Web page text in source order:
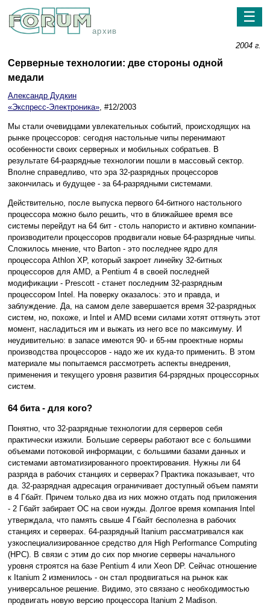
архив
☰
2004 г.
Серверные технологии: две стороны одной
медали
Александр Дудкин
«Экспресс-Электроника», #12/2003
Мы стали очевидцами увлекательных событий, происходящих на
рынке процессоров: сегодня настольные чипы перенимают
особенности своих серверных и мобильных собратьев. В
результате 64-разрядные технологии пошли в массовый сектор.
Вполне справедливо, что эра 32-разрядных процессоров
закончилась и будущее - за 64-разрядными системами.
Действительно, после выпуска первого 64-битного настольного
процессора можно было решить, что в ближайшее время все
системы перейдут на 64 бит - столь напористо и активно компании-
производители процессоров продвигали новые 64-разрядные чипы.
Сложилось мнение, что Barton - это последнее ядро для
процессора Athlon XP, который закроет линейку 32-битных
процессоров для AMD, а Pentium 4 в своей последней
модификации - Prescott - станет последним 32-разрядным
процессором Intel. На поверку оказалось: это и правда, и
заблуждение. Да, на самом деле завершается время 32-разрядных
систем, но, похоже, и Intel и AMD всеми силами хотят оттянуть этот
момент, насладиться им и выжать из него все по максимуму. И
неудивительно: в запасе имеются 90- и 65-нм проектные нормы
производства процессоров - надо же их куда-то применить. В этом
материале мы попытаемся рассмотреть аспекты внедрения,
применения и текущего уровня развития 64-рзрядных процессорных
систем.
64 бита - для кого?
Понятно, что 32-разрядные технологии для серверов себя
практически изжили. Большие серверы работают все с большими
объемами потоковой информации, с большими базами данных и
системами автоматизированного проектирования. Нужны ли 64
разряда в рабочих станциях и серверах? Практика показывает, что
да. 32-разрядная адресация ограничивает доступный объем памяти
в 4 Гбайт. Причем только два из них можно отдать под приложения
- 2 Гбайт забирает ОС на свои нужды. Долгое время компания Intel
утверждала, что память свыше 4 Гбайт бесполезна в рабочих
станциях и серверах. 64-разрядный Itanium рассматривался как
узкоспециализированное средство для High Performance Computing
(HPC). В связи с этим до сих пор многие серверы начального
уровня строятся на базе Pentium 4 или Xeon DP. Сейчас отношение
к Itanium 2 изменилось - он стал продвигаться на рынок как
универсальное решение. Видимо, это связано с необходимостью
продвигать новую версию процессора Itanium 2 Madison.